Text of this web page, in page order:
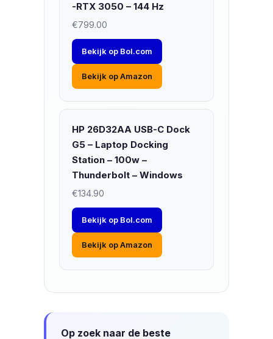
-RTX 3050 – 144 Hz
€799.00
Bekijk op Bol.com
Bekijk op Amazon
HP 26D32AA USB-C Dock
G5 – Laptop Docking
Station – 100w –
Thunderbolt – Windows
€134.90
Bekijk op Bol.com
Bekijk op Amazon
Op zoek naar de beste